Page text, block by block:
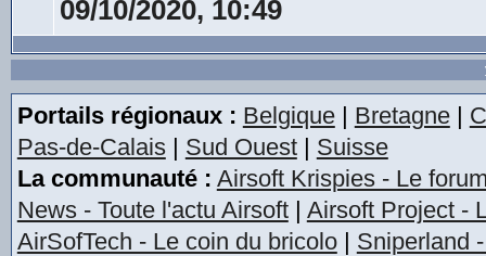
09/10/2020, 10:49
Portails régionaux : Belgique| Bretagne|
Pas-de-Calais| Sud Ouest| Suisse
La communauté : Airsoft Krispies - Le
News - Toute l'actu Airsoft| Airsoft Project -
AirSofTech - Le coin du bricolo| Sniperland